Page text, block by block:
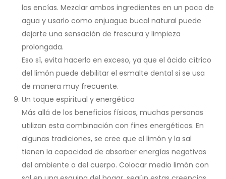
las encías. Mezclar ambos ingredientes en un poco de
agua y usarlo como enjuague bucal natural puede
dejarte una sensación de frescura y limpieza
prolongada.
Eso sí, evita hacerlo en exceso, ya que el ácido cítrico
del limón puede debilitar el esmalte dental si se usa
de manera muy frecuente.
Un toque espiritual y energético
Más allá de los beneficios físicos, muchas personas
utilizan esta combinación con fines energéticos. En
algunas tradiciones, se cree que el limón y la sal
tienen la capacidad de absorber energías negativas
del ambiente o del cuerpo. Colocar medio limón con